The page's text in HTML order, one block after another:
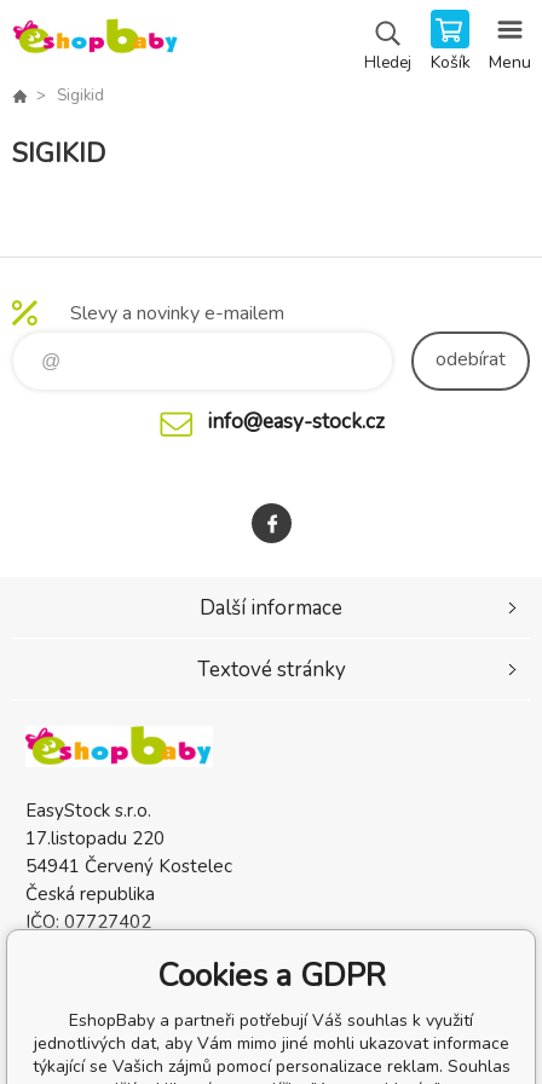
Hledej Košík Menu
Sigikid
SIGIKID
Slevy a novinky e-mailem
odebírat
info@easy-stock.cz
EasyStock s.r.o.
17.listopadu 220
54941 Červený Kostelec
Česká republika
IČO: 07727402
Další informace
Textové stránky
Cookies a GDPR
EshopBaby a partneři potřebují Váš souhlas k využití
jednotlivých dat, aby Vám mimo jiné mohli ukazovat informace
týkající se Vašich zájmů pomocí personalizace reklam. Souhlas